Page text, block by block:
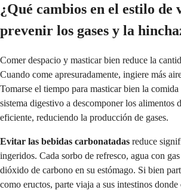
¿Qué cambios en el estilo de
prevenir los gases y la
Comer despacio y masticar bien reduce la
Cuando come apresuradamente, ingiere más
Tomarse el tiempo para masticar bien la
sistema digestivo a descomponer los alimentos
eficiente, reduciendo la producción de gases.
Evitar las bebidas carbonatadas reduce
ingeridos. Cada sorbo de refresco, agua con
dióxido de carbono en su estómago. Si bien
como eructos, parte viaja a sus intestinos